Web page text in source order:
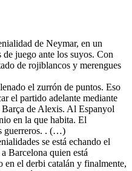
de Neymar, en un
juego ante los suyos. Con
de rojiblancos y merengues
el zurrón de puntos. Eso
el partido adelante mediante
Barça de Alexis. Al Espanyol
en la que habita. El
guerreros. . (…)
se está echando el
Barcelona quien está
en el derbi catalán y finalmente,